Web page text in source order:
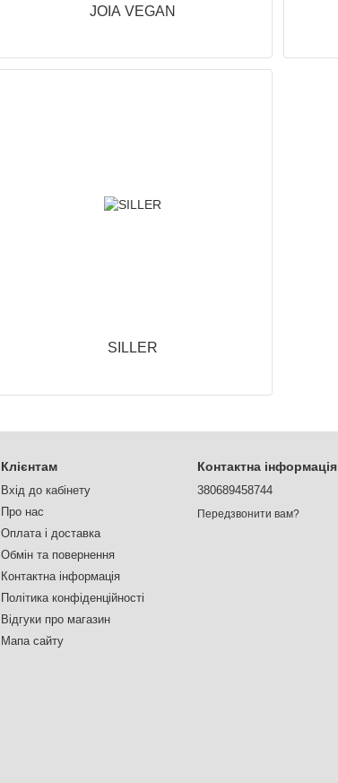
JOIA VEGAN
SILLER
Клієнтам
Вхід до кабінету
Про нас
Оплата і доставка
Обмін та повернення
Контактна інформація
Політика конфіденційності
Відгуки про магазин
Мапа сайту
Контактна інформація
380689458744
Передзвонити вам?